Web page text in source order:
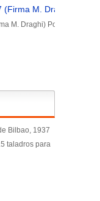
M. Draghi)
M. Draghi) Portadilla más
Bilbao, 1937
taladros para